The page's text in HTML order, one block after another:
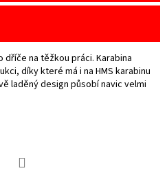
dříče na těžkou práci. Karabina
díky které má i na HMS karabinu
laděný design působí navic velmi